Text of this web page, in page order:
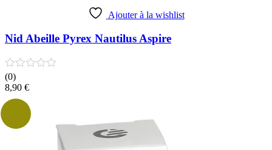
Ajouter à la wishlist
Nid Abeille Pyrex Nautilus Aspire
(0)
8,90 €